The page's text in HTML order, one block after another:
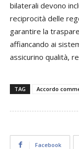
bilaterali devono
reciprocità delle
garantire la
affiancando ai
assicurino qualità,
TAG Accordo
Facebook